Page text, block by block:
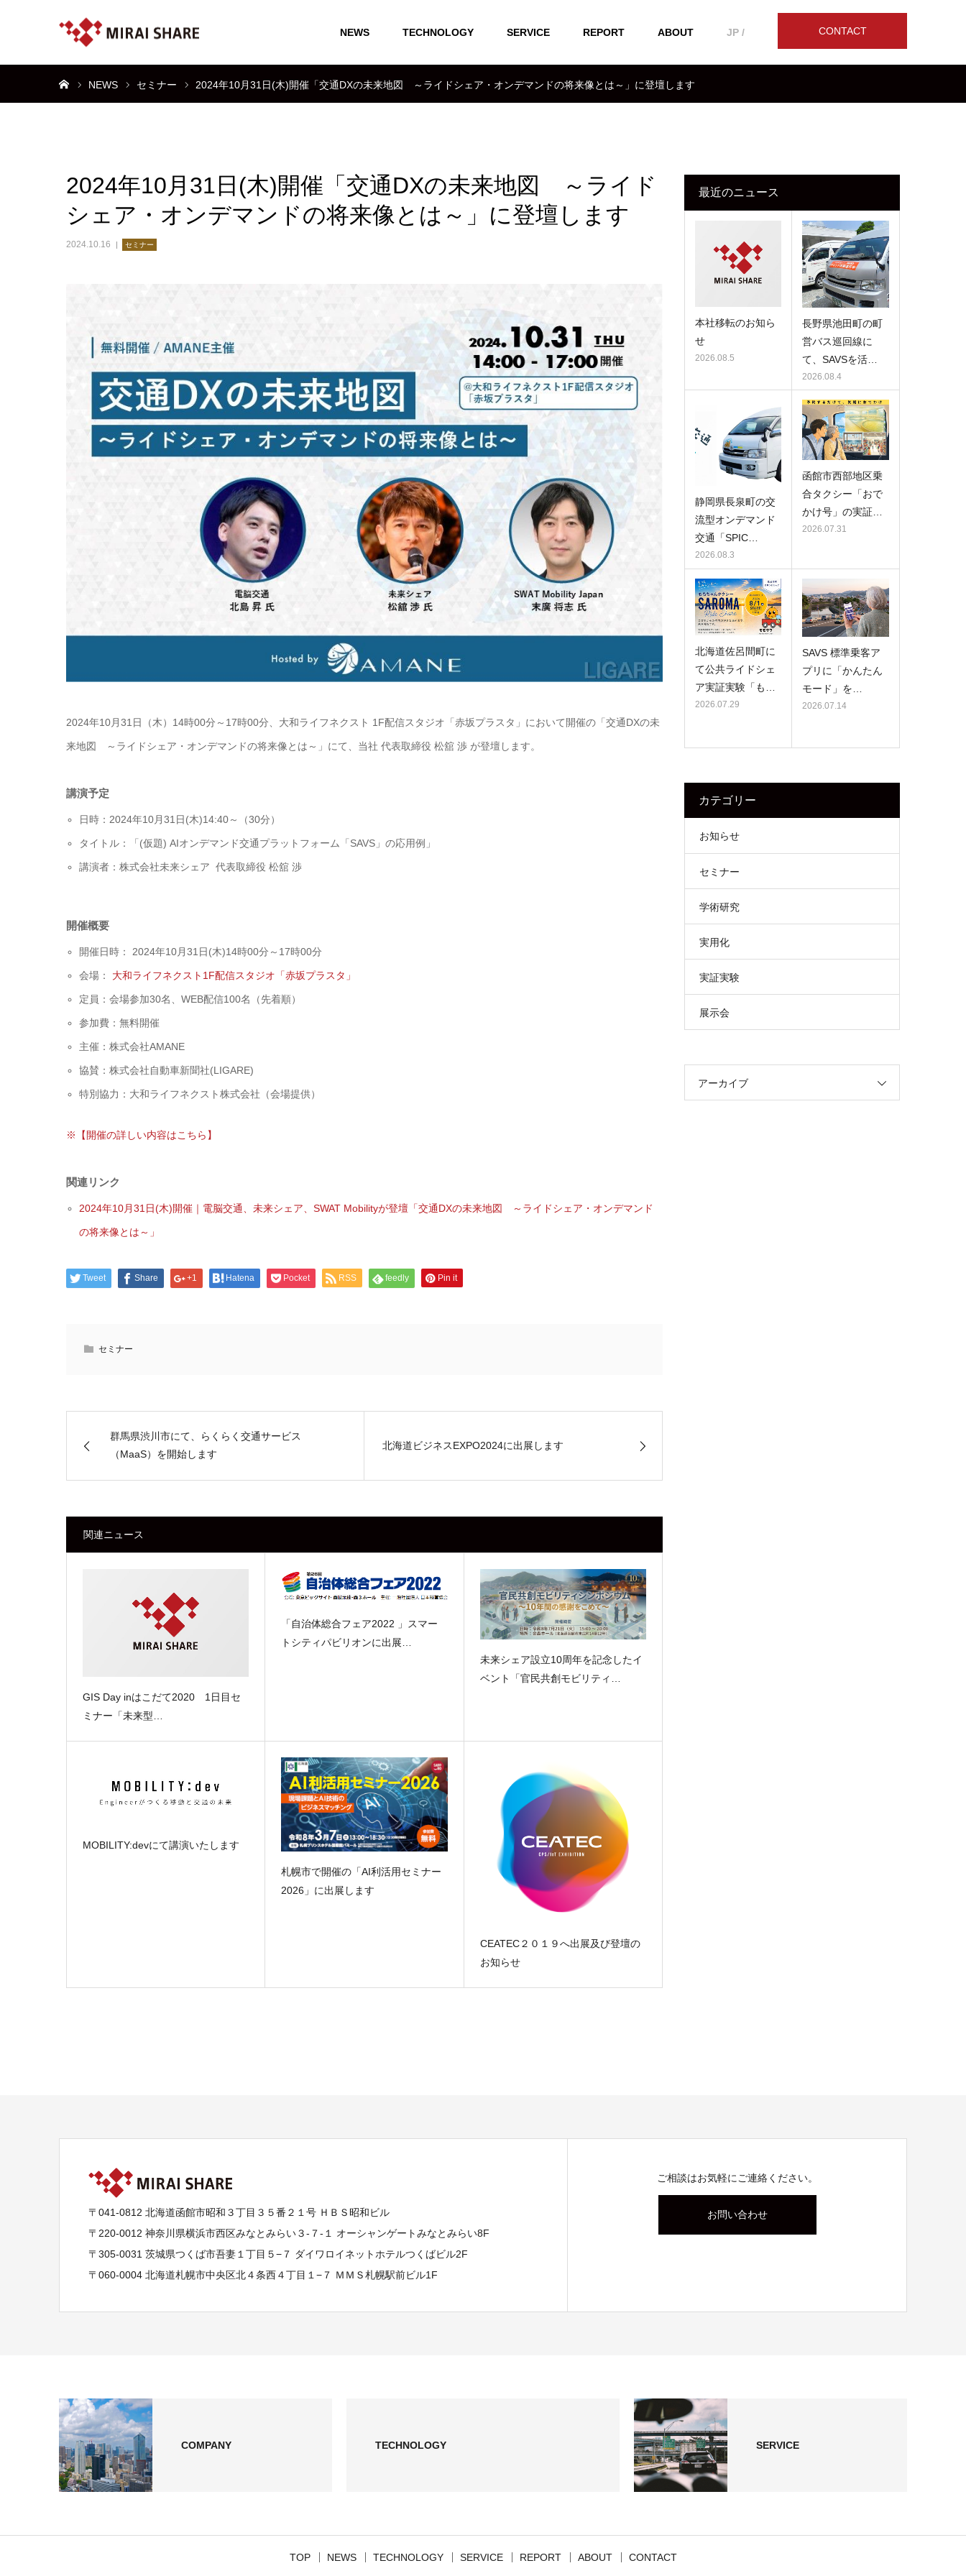
CONTACT
NEWS TECHNOLOGY SERVICE REPORT ABOUT JP /
NEWS セミナー 2024年10月31日(木)開催「交通DXの未来地図 ～ライドシェア・オンデマンドの将来像とは～」に登壇します
2024年10月31日(木)開催「交通DXの未来地図 ～ライド
シェア・オンデマンドの将来像とは～」に登壇します
2024.10.16 セミナー
2024年10月31日（木）14時00分～17時00分、大和ライフネクスト 1F配信スタジオ「赤坂プラスタ」において開催の「交通DXの未
来地図 ～ライドシェア・オンデマンドの将来像とは～」にて、当社 代表取締役 松舘 渉 が登壇します。
講演予定
日時：2024年10月31日(木)14:40～（30分）
タイトル：「(仮題) AIオンデマンド交通プラットフォーム「SAVS」の応用例」
講演者：株式会社未来シェア 代表取締役 松舘 渉
開催概要
開催日時： 2024年10月31日(木)14時00分～17時00分
会場： 大和ライフネクスト1F配信スタジオ「赤坂プラスタ」
定員：会場参加30名、WEB配信100名（先着順）
参加費：無料開催
主催：株式会社AMANE
協賛：株式会社自動車新聞社(LIGARE)
特別協力：大和ライフネクスト株式会社（会場提供）
※【開催の詳しい内容はこちら】
関連リンク
2024年10月31日(木)開催｜電脳交通、未来シェア、SWAT Mobilityが登壇「交通DXの未来地図 ～ライドシェア・オンデマンド
の将来像とは～」
Tweet Share +1 Hatena Pocket RSS feedly Pin it
セミナー
群馬県渋川市にて、らくらく交通サービス
（MaaS）を開始します
北海道ビジネスEXPO2024に出展します
関連ニュース
GIS Day inはこだて2020 1日目セ
ミナー「未来型…
「自治体総合フェア2022 」スマー
トシティパビリオンに出展…
未来シェア設立10周年を記念したイ
ベント「官民共創モビリティ…
MOBILITY:devにて講演いたします
札幌市で開催の「AI利活用セミナー
2026」に出展します
CEATEC２０１９へ出展及び登壇の
お知らせ
最近のニュース
本社移転のお知ら
せ
2026.08.5
長野県池田町の町
営バス巡回線に
て、SAVSを活…
2026.08.4
静岡県長泉町の交
流型オンデマンド
交通「SPIC…
2026.08.3
函館市西部地区乗
合タクシー「おで
かけ号」の実証…
2026.07.31
北海道佐呂間町に
て公共ライドシェ
ア実証実験「も…
2026.07.29
SAVS 標準乗客ア
プリに「かんたん
モード」を…
2026.07.14
カテゴリー
お知らせ
セミナー
学術研究
実用化
実証実験
展示会
アーカイブ
〒041-0812 北海道函館市昭和３丁目３５番２１号 ＨＢＳ昭和ビル
〒220-0012 神奈川県横浜市西区みなとみらい３-７-１ オーシャンゲートみなとみらい8F
〒305-0031 茨城県つくば市吾妻１丁目５−７ ダイワロイネットホテルつくばビル2F
〒060-0004 北海道札幌市中央区北４条西４丁目１−７ ＭＭＳ札幌駅前ビル1F
ご相談はお気軽にご連絡ください。
お問い合わせ
COMPANY TECHNOLOGY SERVICE
TOP NEWS TECHNOLOGY SERVICE REPORT ABOUT CONTACT